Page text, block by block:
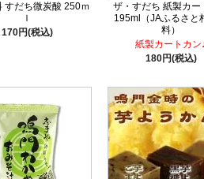
すだち微炭酸 250ｍ
ｌ
170円(税込)
ザ・すだち 紙製カー
195ml（JAふるさと
料）
紙製カートカン
180円(税込)